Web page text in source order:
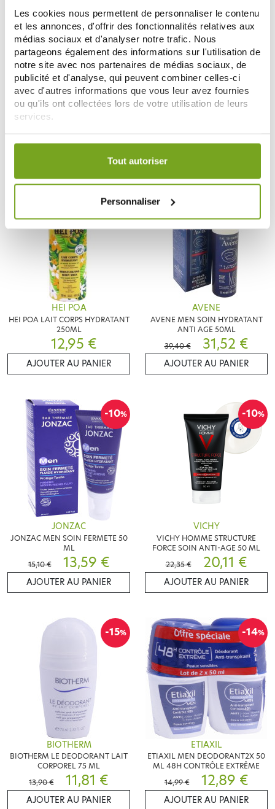
Les cookies nous permettent de personnaliser le contenu
et les annonces, d'offrir des fonctionnalités relatives aux
médias sociaux et d'analyser notre trafic. Nous
partageons également des informations sur l'utilisation de
notre site avec nos partenaires de médias sociaux, de
publicité et d'analyse, qui peuvent combiner celles-ci
avec d'autres informations que vous leur avez fournies
ou qu'ils ont collectées lors de votre utilisation de leurs
services.
Votre choix de consentement est conservé pendant une
Tout autoriser
Personnaliser
PHYTO
PHYTO PHYTOCIANE MEN
SHAMPOOING REVIGORANT
AJOUTER AU PANIER
ROGER GALLET
ROGER & GALLET HOMME GEL
AJOUTER AU PANIER
HEI POA
HEI POA LAIT CORPS HYDRATANT
250ML
12,95 €
AJOUTER AU PANIER
AVENE
AVENE MEN SOIN HYDRATANT
ANTI AGE 50ML
39,40 €
31,52 €
AJOUTER AU PANIER
-10%
JONZAC
JONZAC MEN SOIN FERMETE 50
ML
15,10 €
13,59 €
AJOUTER AU PANIER
-10%
VICHY
VICHY HOMME STRUCTURE
FORCE SOIN ANTI-AGE 50 ML
22,35 €
20,11 €
AJOUTER AU PANIER
-15%
BIOTHERM
BIOTHERM LE DEODORANT LAIT
CORPOREL 75 ML
13,90 €
11,81 €
AJOUTER AU PANIER
-14%
ETIAXIL
ETIAXIL MEN DEODORANT2X 50
ML 48H CONTRÔLE EXTRÊME
14,99 €
12,89 €
AJOUTER AU PANIER